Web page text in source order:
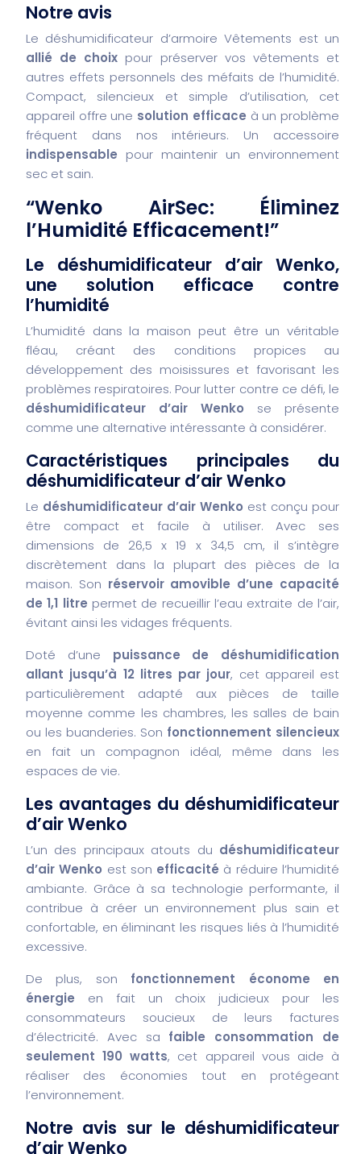
Notre avis
Le déshumidificateur d’armoire Vêtements est un
allié de choix pour préserver vos vêtements et
autres effets personnels des méfaits de l’humidité.
Compact, silencieux et simple d’utilisation, cet
appareil offre une solution efficace à un problème
fréquent dans nos intérieurs. Un accessoire
indispensable pour maintenir un environnement
sec et sain.
“Wenko AirSec: Éliminez
l’Humidité Efficacement!”
Le déshumidificateur d’air Wenko,
une solution efficace contre
l’humidité
L’humidité dans la maison peut être un véritable
fléau, créant des conditions propices au
développement des moisissures et favorisant les
problèmes respiratoires. Pour lutter contre ce défi, le
déshumidificateur d’air Wenko se présente
comme une alternative intéressante à considérer.
Caractéristiques principales du
déshumidificateur d’air Wenko
Le déshumidificateur d’air Wenko est conçu pour
être compact et facile à utiliser. Avec ses
dimensions de 26,5 x 19 x 34,5 cm, il s’intègre
discrètement dans la plupart des pièces de la
maison. Son réservoir amovible d’une capacité
de 1,1 litre permet de recueillir l’eau extraite de l’air,
évitant ainsi les vidages fréquents.
Doté d’une puissance de déshumidification
allant jusqu’à 12 litres par jour, cet appareil est
particulièrement adapté aux pièces de taille
moyenne comme les chambres, les salles de bain
ou les buanderies. Son fonctionnement silencieux
en fait un compagnon idéal, même dans les
espaces de vie.
Les avantages du déshumidificateur
d’air Wenko
L’un des principaux atouts du déshumidificateur
d’air Wenko est son efficacité à réduire l’humidité
ambiante. Grâce à sa technologie performante, il
contribue à créer un environnement plus sain et
confortable, en éliminant les risques liés à l’humidité
excessive.
De plus, son fonctionnement économe en
énergie en fait un choix judicieux pour les
consommateurs soucieux de leurs factures
d’électricité. Avec sa faible consommation de
seulement 190 watts, cet appareil vous aide à
réaliser des économies tout en protégeant
l’environnement.
Notre avis sur le déshumidificateur
d’air Wenko